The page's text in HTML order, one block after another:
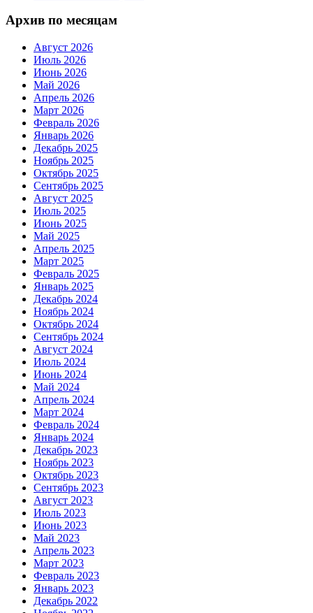
Архив по месяцам
Август 2026
Июль 2026
Июнь 2026
Май 2026
Апрель 2026
Март 2026
Февраль 2026
Январь 2026
Декабрь 2025
Ноябрь 2025
Октябрь 2025
Сентябрь 2025
Август 2025
Июль 2025
Июнь 2025
Май 2025
Апрель 2025
Март 2025
Февраль 2025
Январь 2025
Декабрь 2024
Ноябрь 2024
Октябрь 2024
Сентябрь 2024
Август 2024
Июль 2024
Июнь 2024
Май 2024
Апрель 2024
Март 2024
Февраль 2024
Январь 2024
Декабрь 2023
Ноябрь 2023
Октябрь 2023
Сентябрь 2023
Август 2023
Июль 2023
Июнь 2023
Май 2023
Апрель 2023
Март 2023
Февраль 2023
Январь 2023
Декабрь 2022